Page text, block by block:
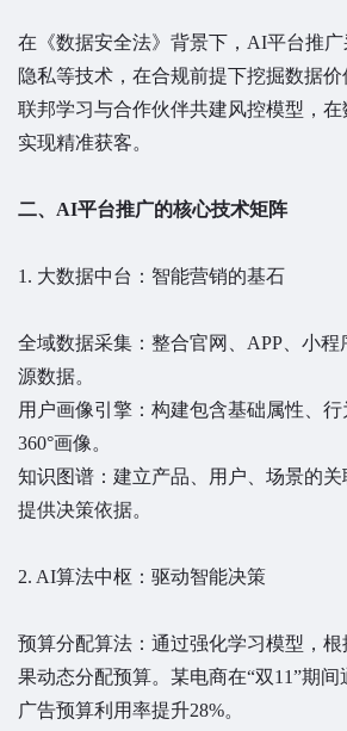
在《数据安全法》背景下，AI平台推
隐私等技术，在合规前提下挖掘数据
联邦学习与合作伙伴共建风控模型，
实现精准获客。
二、AI平台推广的核心技术矩阵
1. 大数据中台：智能营销的基石
全域数据采集：整合官网、APP、小
源数据。
用户画像引擎：构建包含基础属性、
360°画像。
知识图谱：建立产品、用户、场景的
提供决策依据。
2. AI算法中枢：驱动智能决策
预算分配算法：通过强化学习模型，
果动态分配预算。某电商在“双11”期
广告预算利用率提升28%。